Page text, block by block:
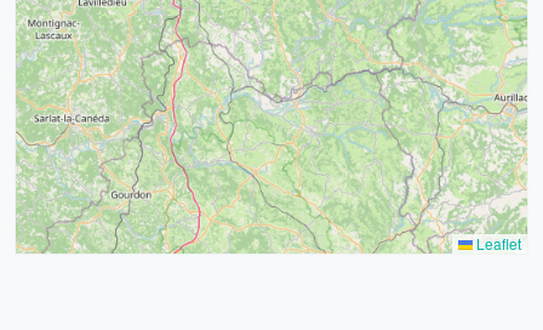
15
21
14
52 68
Leaflet